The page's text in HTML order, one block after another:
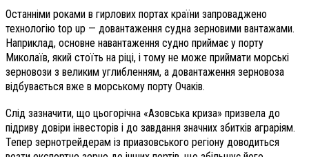
Останніми роками в гирлових портах країни запроваджено
технологію top up — довантаження судна зерновими вантажами.
Наприклад, основне навантаження судно приймає у порту
Миколаїв, який стоїть на ріці, і тому не може приймати морські
зерновози з великим углибленням, а довантаження зерновоза
відбувається вже в морському порту Очаків.
Слід зазначити, що цьогорічна «Азовська криза» призвела до
підриву довіри інвесторів і до завдання значних збитків аграріям.
Тепер зернотрейдерам із приазовського регіону доводиться